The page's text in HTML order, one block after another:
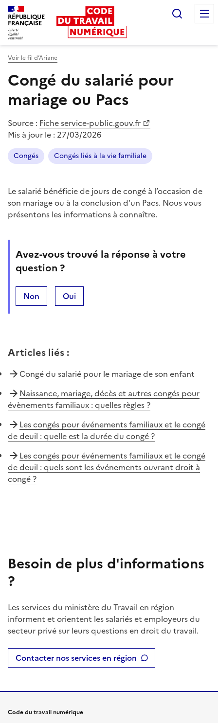
RÉPUBLIQUE
FRANÇAISE
Voir le fil d’Ariane
Congé du salarié pour
mariage ou Pacs
Source : Fiche service-public.gouv.fr
Mis à jour le : 27/03/2026
Congés Congés liés à la vie familiale
Le salarié bénéficie de jours de congé à l’occasion de
son mariage ou à la conclusion d’un Pacs. Nous vous
présentons les informations à connaître.
Avez-vous trouvé la réponse à votre
question ?
Non Oui
Articles liés :
Congé du salarié pour le mariage de son enfant
Naissance, mariage, décès et autres congés pour
évènements familiaux : quelles règles ?
Les congés pour événements familiaux et le congé
de deuil : quelle est la durée du congé ?
Les congés pour événements familiaux et le congé
de deuil : quels sont les événements ouvrant droit à
congé ?
Besoin de plus d'informations
?
Les services du ministère du Travail en région
informent et orientent les salariés et employeurs du
secteur privé sur leurs questions en droit du travail.
Contacter nos services en région
Code du travail numérique